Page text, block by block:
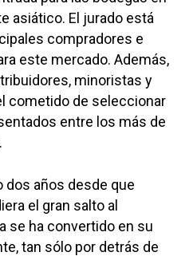
asiático. El jurado está
compradores e
este mercado. Además,
minoristas y
cometido de seleccionar
entre los más de
dos años desde que
el gran salto al
se ha convertido en su
tan sólo por detrás de